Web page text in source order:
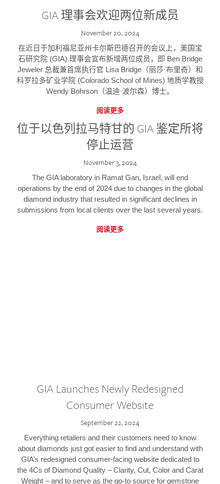
GIA 理事会欢迎两位新成员
November 20, 2024
在近日于加利福尼亚州卡尔斯巴德召开的会议上，美国宝
石研究院 (GIA) 理事会宣布新增两位成员，即 Ben Bridge
Jeweler 总裁兼首席执行官 Lisa Bridge（丽莎·布里奇）和
科罗拉多矿业学院 (Colorado School of Mines) 地质学教授
Wendy Bohrson（温迪·波尔森）博士。
阅读更多
位于以色列拉马特甘的 GIA 鉴定所将
停止运营
November 3, 2024
The GIA laboratory in Ramat Gan, Israel, will end
operations by the end of 2024 due to changes in the global
diamond industry that resulted in significant declines in
submissions from local clients over the last several years.
阅读更多
GIA Launches Newly Redesigned
Consumer Website
September 22, 2024
Everything retailers and their customers need to know
about diamonds just got easier to find and understand with
GIA’s redesigned consumer-facing website dedicated to
the 4Cs of Diamond Quality – Clarity, Cut, Color and Carat
Weight – and to serve as the go-to source for gemstone